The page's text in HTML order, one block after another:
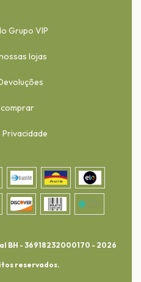
Grupo VIP
lojas
BH - 36918232000170 - 2026
reservados.